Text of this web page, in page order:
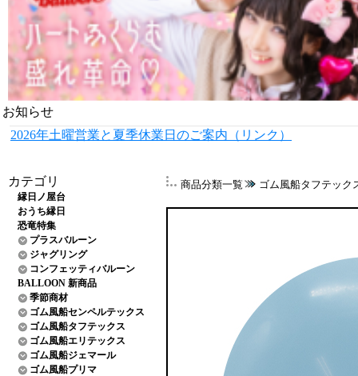
お知らせ
2026年土曜営業と夏季休業日のご案内（リンク）
カテゴリ
縁日ノ屋台
おうち縁日
恐竜特集
プラスバルーン
ジャグリング
コンフェッティバルーン
BALLOON 新商品
季節商材
ゴム風船センペルテックス
ゴム風船タフテックス
ゴム風船エリテックス
ゴム風船ジェマール
ゴム風船プリマ
商品分類一覧 ゴム風船タフテック